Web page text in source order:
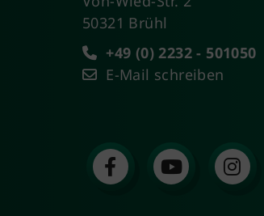
50321 Brühl
+49 (0) 2232 - 501050
E-Mail schreiben